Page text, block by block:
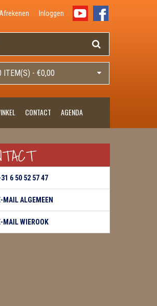
Afrekenen Inloggen
ITEM(S) - €0,00
CONTACT AGENDA
6 50 52 57 47
MAIL ALGEMEEN
MAIL WIEROOK